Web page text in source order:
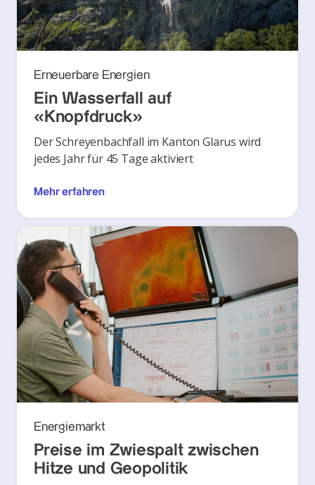
Erneuerbare Energien
Ein Wasserfall auf
«Knopfdruck»
Der Schreyenbachfall im Kanton Glarus wird
jedes Jahr für 45 Tage aktiviert
Mehr erfahren
Energiemarkt
Preise im Zwiespalt zwischen
Hitze und Geopolitik